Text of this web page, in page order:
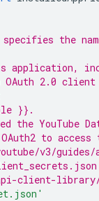
specifies the
application,
OAuth 2.0
}}.
the YouTube
to access
v3/
client-library/